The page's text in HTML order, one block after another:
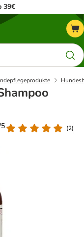
39€
(2)